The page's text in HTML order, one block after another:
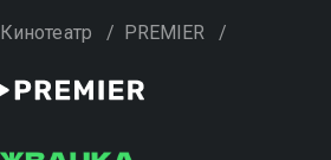
Кинотеатр / PREMIER /